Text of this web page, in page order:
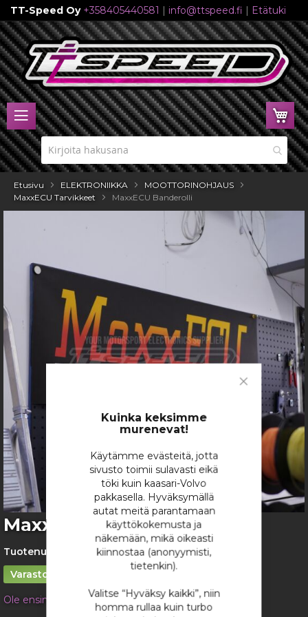
Close
Cookie
Kuinka keksimme
murenevat!
Käytämme evästeitä, jotta
sivusto toimii sulavasti eikä
töki kuin kaasari-Volvo
pakkasella. Hyväksymällä
autat meitä parantamaan
käyttökokemusta ja
näkemään, mikä oikeasti
kiinnostaa (anonyymisti,
tietenkin).
Valitse “Hyväksy kaikki”, niin
homma rullaa kuin turbo
TT-Speed Oy +358405440581 | info@ttspeed.fi | Etätuki
Skip
to
Content
Etusivu ELEKTRONIIKKA
MOOTTORINOHJAUS
MaxxECU Tarvikkeet
MaxxECU Banderolli
gallery
Skip
to
the
of
the
images
MaxxECU Banderolli
Tuotenumero:
MaxxECU Banderolli
Varastossa
Ole ensimmäinen tuotteen arvostelija